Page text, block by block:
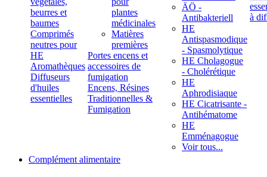
beurres et
baumes
Comprimés
neutres pour
HE
Aromathèques
Diffuseurs
d'huiles
essentielles
plantes
médicinales
Matières
premières
Portes encens et
accessoires de
fumigation
Encens, Résines
Traditionnelles &
Fumigation
ÄÖ -
Antibakteriell
HE
Antispasmodique
- Spasmolytique
HE Cholagogue
- Cholérétique
HE
Aphrodisiaque
HE Cicatrisante -
Antihématome
HE
Emménagogue
Voir tous...
Complément alimentaire